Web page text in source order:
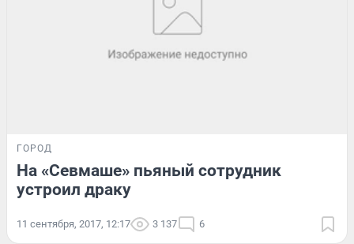
ГОРОД
На «Севмаше» пьяный сотрудник
устроил драку
11 сентября, 2017, 12:17 3 137 6